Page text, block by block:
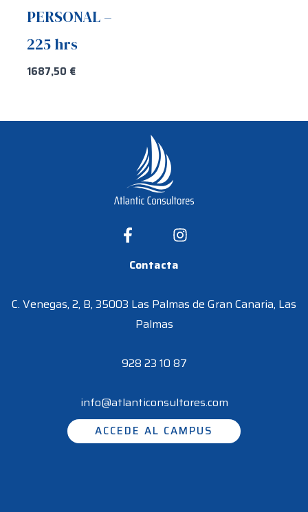
PERSONAL –
225 hrs
1687,50 €
Contacta
C. Venegas, 2, B, 35003 Las Palmas de Gran Canaria, Las
Palmas
928 23 10 87
info@atlanticonsultores.com
ACCEDE AL CAMPUS